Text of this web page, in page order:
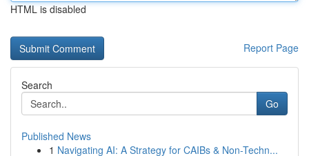
HTML is disabled
Report Page
Search
Go
Published News
1 Navigating AI: A Strategy for CAIBs & Non-Techn...